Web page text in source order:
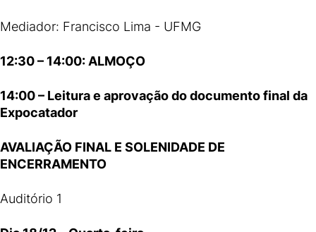
Mediador: Francisco Lima - UFMG
12:30 – 14:00: ALMOÇO
14:00 – Leitura e aprovação do documento final da
Expocatador
AVALIAÇÃO FINAL E SOLENIDADE DE
ENCERRAMENTO
Auditório 1